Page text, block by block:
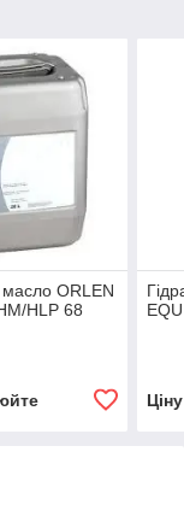
масло ORLEN
HLP 68